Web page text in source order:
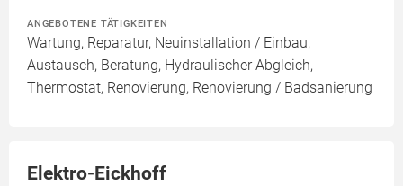
ANGEBOTENE TÄTIGKEITEN
Wartung, Reparatur, Neuinstallation / Einbau,
Austausch, Beratung, Hydraulischer Abgleich,
Thermostat, Renovierung, Renovierung / Badsanierung
Elektro-Eickhoff